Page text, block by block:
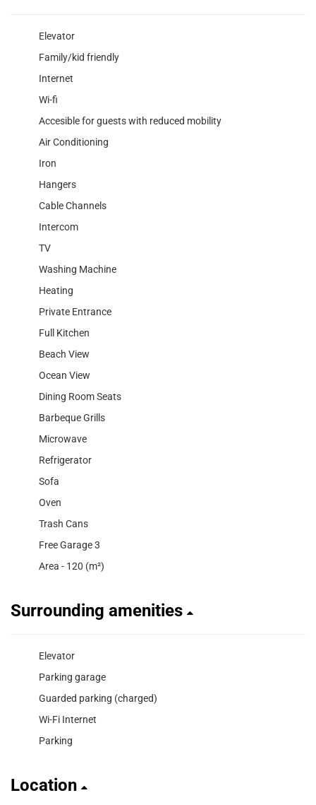
Elevator
Family/kid friendly
Internet
Wi-fi
Accesible for guests with reduced mobility
Air Conditioning
Iron
Hangers
Cable Channels
Intercom
TV
Washing Machine
Heating
Private Entrance
Full Kitchen
Beach View
Ocean View
Dining Room Seats
Barbeque Grills
Microwave
Refrigerator
Sofa
Oven
Trash Cans
Free Garage 3
Area - 120 (m²)
Surrounding amenities
Elevator
Parking garage
Guarded parking (charged)
Wi-Fi Internet
Parking
Location